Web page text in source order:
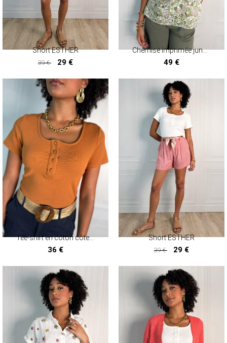
Short ESTHER
39 €
29 €
Chemise imprimée jungle SAVANNA
49 €
Tee-shirt en coton côtelé CAMIL
36 €
Short ESTHER
39 €
29 €